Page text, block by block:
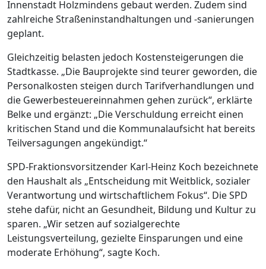
Innenstadt Holzmindens gebaut werden. Zudem sind
zahlreiche Straßeninstandhaltungen und -sanierungen
geplant.
Gleichzeitig belasten jedoch Kostensteigerungen die
Stadtkasse. „Die Bauprojekte sind teurer geworden, die
Personalkosten steigen durch Tarifverhandlungen und
die Gewerbesteuereinnahmen gehen zurück“, erklärte
Belke und ergänzt: „Die Verschuldung erreicht einen
kritischen Stand und die Kommunalaufsicht hat bereits
Teilversagungen angekündigt.“
SPD-Fraktionsvorsitzender Karl-Heinz Koch bezeichnete
den Haushalt als „Entscheidung mit Weitblick, sozialer
Verantwortung und wirtschaftlichem Fokus“. Die SPD
stehe dafür, nicht an Gesundheit, Bildung und Kultur zu
sparen. „Wir setzen auf sozialgerechte
Leistungsverteilung, gezielte Einsparungen und eine
moderate Erhöhung“, sagte Koch.